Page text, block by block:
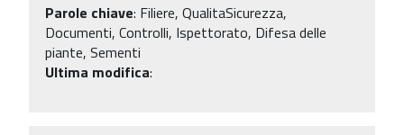
Parole chiave: Filiere, QualitaSicurezza,
Documenti, Controlli, Ispettorato, Difesa delle
piante, Sementi
Ultima modifica: